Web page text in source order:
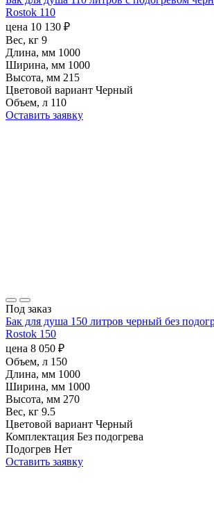
Rostok 110
цена 10 130 ₽
Вес, кг 9
Длина, мм 1000
Ширина, мм 1000
Высота, мм 215
Цветовой вариант Черный
Объем, л 110
Оставить заявку
Под заказ
Бак для душа 150 литров черный без
Rostok 150
цена 8 050 ₽
Объем, л 150
Длина, мм 1000
Ширина, мм 1000
Высота, мм 270
Вес, кг 9.5
Цветовой вариант Черный
Комплектация Без подогрева
Подогрев Нет
Оставить заявку